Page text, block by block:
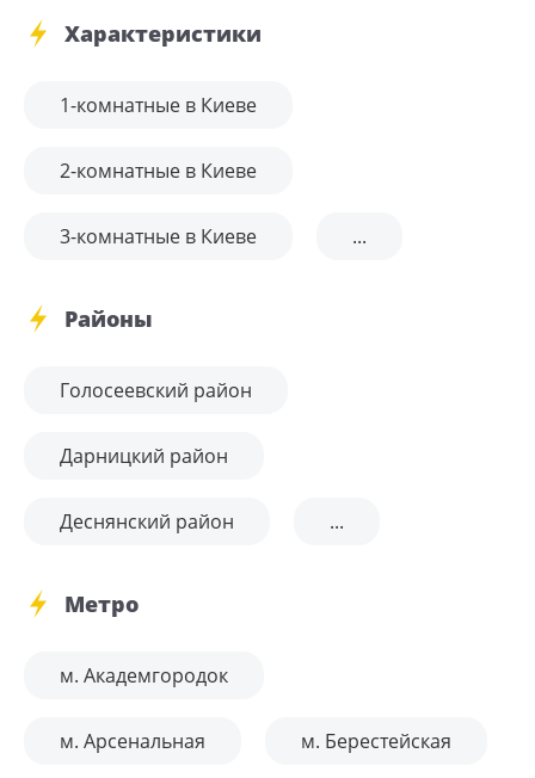
Характеристики
1-комнатные в Киеве
2-комнатные в Киеве
3-комнатные в Киеве ...
Районы
Голосеевский район
Дарницкий район
Деснянский район ...
Метро
м. Академгородок
м. Арсенальная м. Берестейская